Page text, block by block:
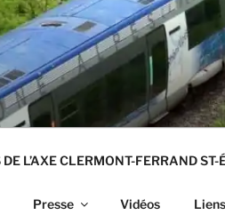
DE L’AXE CLERMONT-FERRAND ST-
Presse Vidéos Liens